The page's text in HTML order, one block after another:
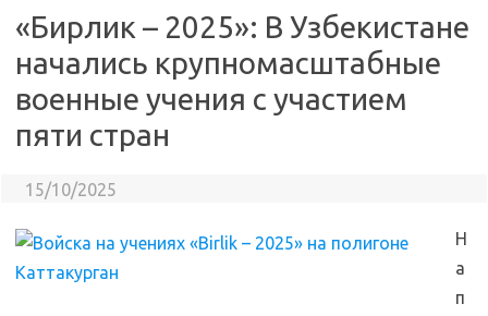
«Бирлик – 2025»: В Узбекистане
начались крупномасштабные
военные учения с участием
пяти стран
15/10/2025
Н
а
п